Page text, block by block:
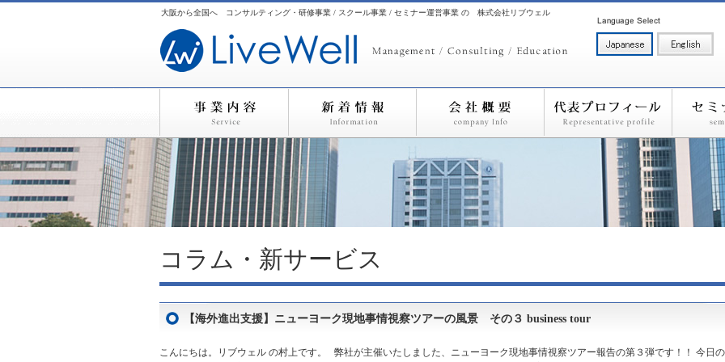
大阪から全国へ コンサルティング・研修事業 / スクール事業 / セミナー運営事業 の 株式会社リブウェル
コラム・新サービス
【海外進出支援】ニューヨーク現地事情視察ツアーの風景 その３ business tour
こんにちは。リブウェル の村上です。 弊社が主催いたしました、ニューヨーク現地事情視察ツアー報告の第３弾です！！ 今日